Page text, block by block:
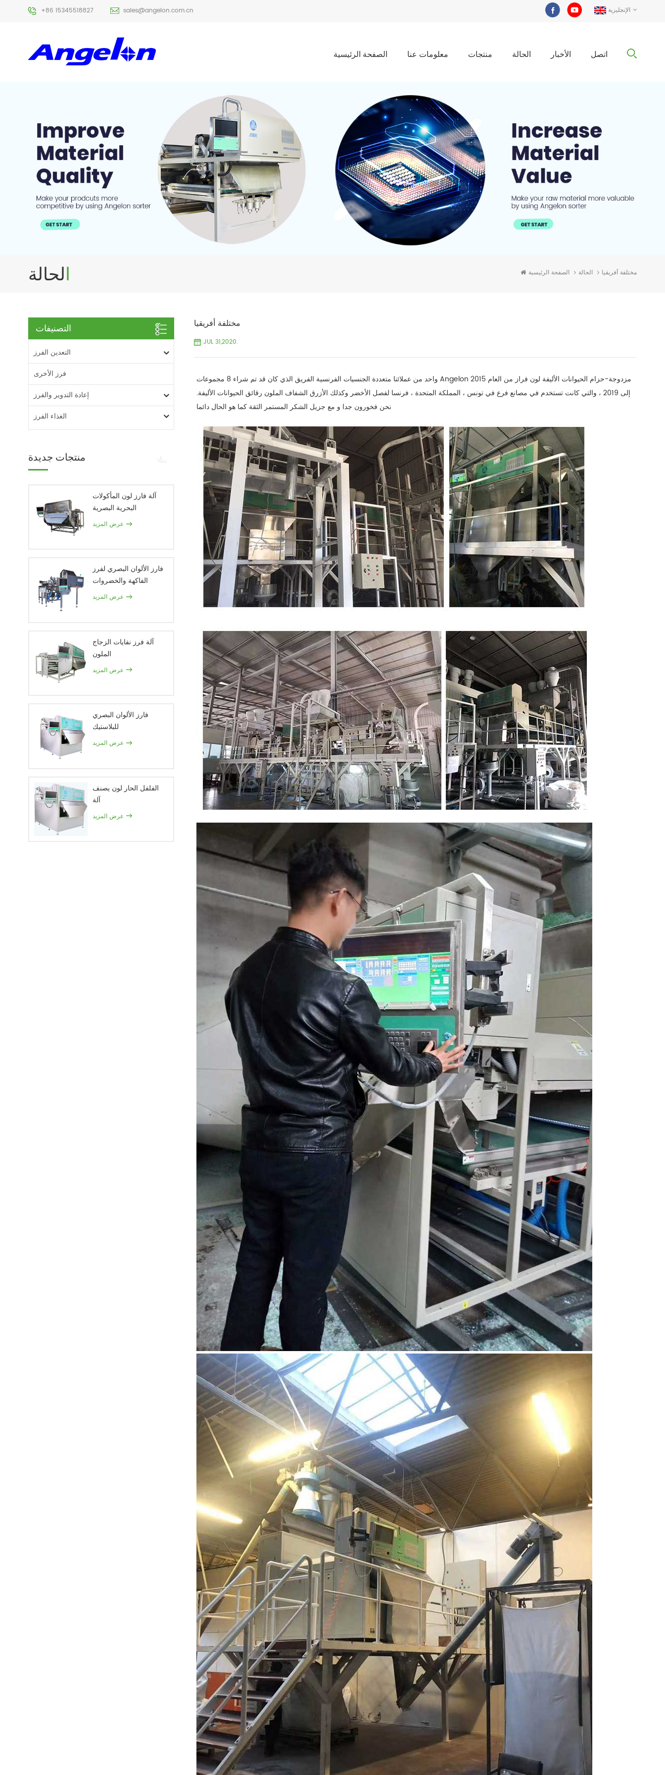
+86 15345518827 sales@angelon.com.cn الإنجليزية
الصفحة الرئيسية معلومات عنا منتجات الحالة الأخبار اتصل
الحالة الصفحة الرئيسية الحالة مختلفة أفريقيا
مختلفة أفريقيا
JUL 31,2020.
واحد من عملائنا متعددة الجنسيات الفرنسية الفريق الذي كان قد تم شراء 8 مجموعات Angelon مزدوجة-حزام الحيوانات الأليفة لون فراز من العام 2015
إلى 2019 ، والتي كانت تستخدم في مصانع فرع في تونس ، المملكة المتحدة ، فرنسا لفصل الأخضر وكذلك الأزرق الشفاف الملون رقائق الحيوانات الأليفة.
نحن فخورون جدا و مع جزيل الشكر المستمر الثقة كما هو الحال دائما
التصنيفات
التعدين الفرز
فرز الأخرى
إعادة التدوير والفرز
الغذاء الفرز
منتجات جديدة
آلة فارز لون المأكولات
البحرية البصرية
عرض المزيد
فارز الألوان البصري لفرز
الفاكهة والخضروات
عرض المزيد
آلة فرز نفايات الزجاج
الملون
عرض المزيد
فارز الألوان البصري
للبلاستيك
عرض المزيد
الفلفل الحار لون يصنف
آلة
عرض المزيد